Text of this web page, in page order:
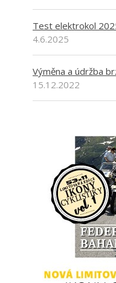
Test elektrokol
4.6.2025
Výměna a údržba
15.12.2022